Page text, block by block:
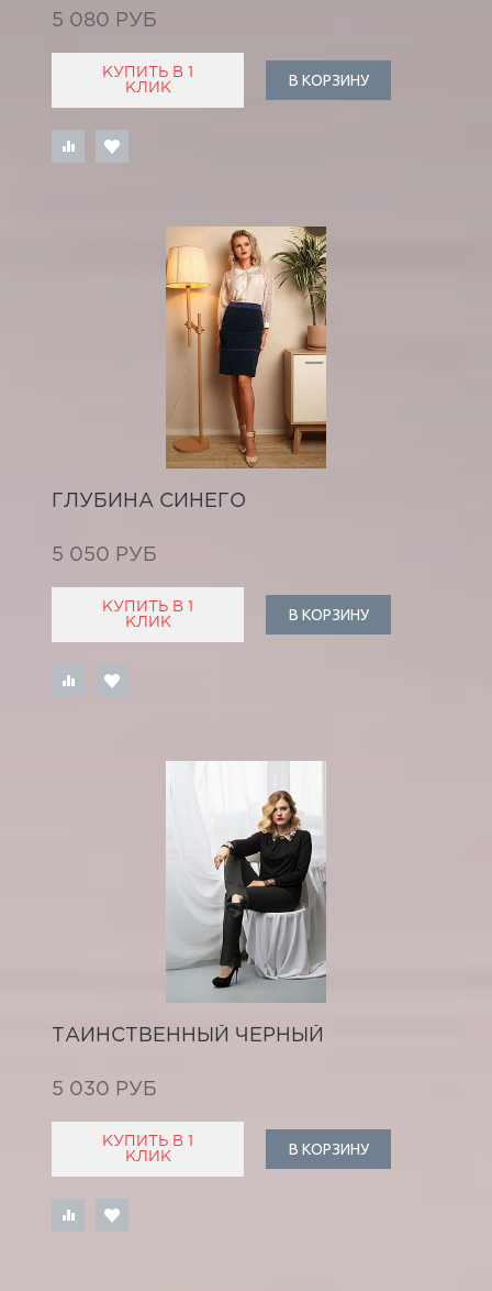
5 080 РУБ
КУПИТЬ В 1
КЛИК
В КОРЗИНУ
ГЛУБИНА СИНЕГО
5 050 РУБ
КУПИТЬ В 1
КЛИК
В КОРЗИНУ
ТАИНСТВЕННЫЙ ЧЕРНЫЙ
5 030 РУБ
КУПИТЬ В 1
КЛИК
В КОРЗИНУ